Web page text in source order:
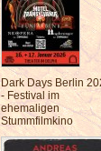
Dark Days Berlin
- Festival im
ehemaligen
Stummfilmkino